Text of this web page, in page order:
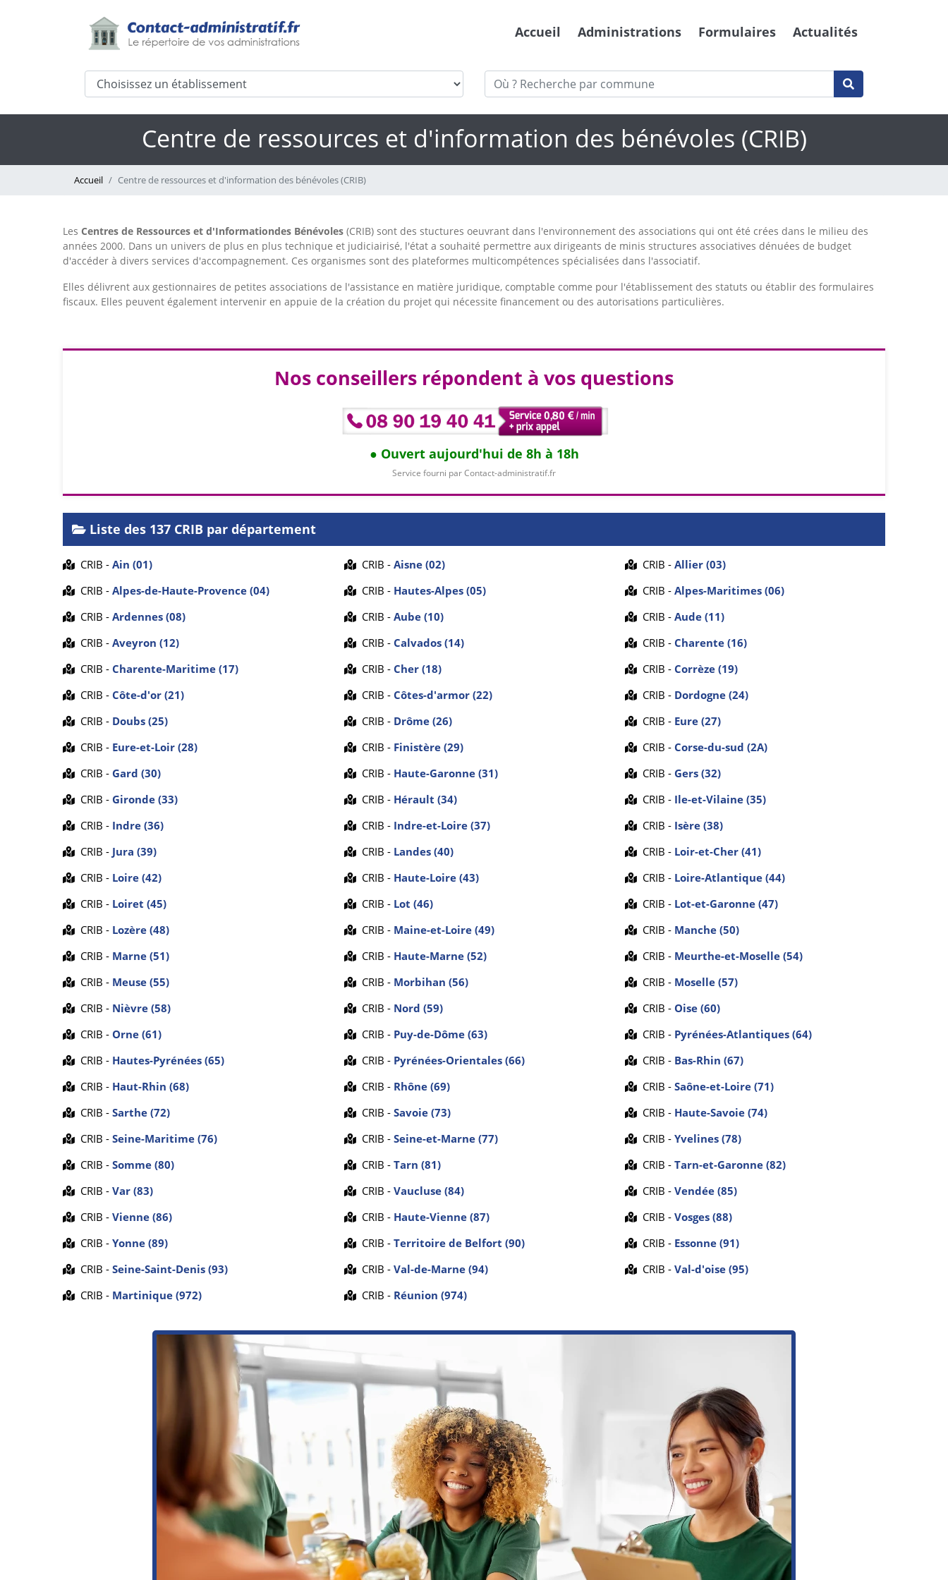
Accueil Administrations Formulaires Actualités
Centre de ressources et d'information des bénévoles (CRIB)
Accueil Centre de ressources et d'information des bénévoles (CRIB)
Les Centres de Ressources et d'Informationdes Bénévoles (CRIB) sont des stuctures oeuvrant dans l'environnement des associations qui ont été crées dans le milieu des
années 2000. Dans un univers de plus en plus technique et judiciairisé, l'état a souhaité permettre aux dirigeants de minis structures associatives dénuées de budget
d'accéder à divers services d'accompagnement. Ces organismes sont des plateformes multicompétences spécialisées dans l'associatif.
Elles délivrent aux gestionnaires de petites associations de l'assistance en matière juridique, comptable comme pour l'établissement des statuts ou établir des formulaires
fiscaux. Elles peuvent également intervenir en appuie de la création du projet qui nécessite financement ou des autorisations particulières.
Nos conseillers répondent à vos questions
Ouvert aujourd'hui de 8h à 18h
Service fourni par Contact-administratif.fr
Liste des 137 CRIB par département
CRIB - Ain (01) CRIB - Aisne (02) CRIB -Allier (03)
CRIB - Alpes-de-Haute-Provence (04) CRIB - Hautes-Alpes (05) CRIB -Alpes-Maritimes (06)
CRIB - Ardennes (08) CRIB - Aube (10) CRIB -Aude (11)
CRIB - Aveyron (12) CRIB - Calvados (14) CRIB -Charente (16)
CRIB - Charente-Maritime (17) CRIB - Cher (18) CRIB -Corrèze (19)
CRIB - Côte-d'or (21) CRIB - Côtes-d'armor (22) CRIB - Dordogne (24)
CRIB - Doubs (25) CRIB - Drôme (26) CRIB - Eure (27)
CRIB - Eure-et-Loir (28) CRIB - Finistère (29) CRIB -Corse-du-sud (2A)
CRIB - Gard (30) CRIB - Haute-Garonne (31) CRIB -Gers (32)
CRIB - Gironde (33) CRIB - Hérault (34) CRIB - Ile-et-Vilaine (35)
CRIB - Indre (36) CRIB - Indre-et-Loire (37) CRIB - Isère (38)
CRIB - Jura (39) CRIB - Landes (40) CRIB - Loir-et-Cher (41)
CRIB - Loire (42) CRIB - Haute-Loire (43) CRIB - Loire-Atlantique (44)
CRIB - Loiret (45) CRIB - Lot (46) CRIB - Lot-et-Garonne (47)
CRIB - Lozère (48) CRIB - Maine-et-Loire (49) CRIB - Manche (50)
CRIB - Marne (51) CRIB - Haute-Marne (52) CRIB - Meurthe-et-Moselle (54)
CRIB - Meuse (55) CRIB - Morbihan (56) CRIB - Moselle (57)
CRIB - Nièvre (58) CRIB - Nord (59) CRIB -Oise (60)
CRIB - Orne (61) CRIB - Puy-de-Dôme (63) CRIB - Pyrénées-Atlantiques (64)
CRIB - Hautes-Pyrénées (65) CRIB - Pyrénées-Orientales (66) CRIB - Bas-Rhin (67)
CRIB - Haut-Rhin (68) CRIB - Rhône (69) CRIB -Saône-et-Loire (71)
CRIB - Sarthe (72) CRIB - Savoie (73) CRIB - Haute-Savoie (74)
CRIB - Seine-Maritime (76) CRIB - Seine-et-Marne (77) CRIB -Yvelines (78)
CRIB - Somme (80) CRIB - Tarn (81) CRIB -Tarn-et-Garonne (82)
CRIB - Var (83) CRIB - Vaucluse (84) CRIB -Vendée (85)
CRIB - Vienne (86) CRIB - Haute-Vienne (87) CRIB -Vosges (88)
CRIB - Yonne (89) CRIB - Territoire de Belfort (90) CRIB - Essonne (91)
CRIB - Seine-Saint-Denis (93) CRIB - Val-de-Marne (94) CRIB -Val-d'oise (95)
CRIB - Martinique (972) CRIB - Réunion (974)